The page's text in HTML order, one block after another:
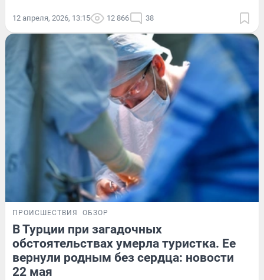
12 апреля, 2026, 13:15 12 866 38
ПРОИСШЕСТВИЯ ОБЗОР
В Турции при загадочных
обстоятельствах умерла туристка. Ее
вернули родным без сердца: новости
22 мая